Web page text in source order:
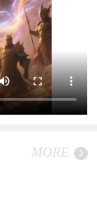
MORE